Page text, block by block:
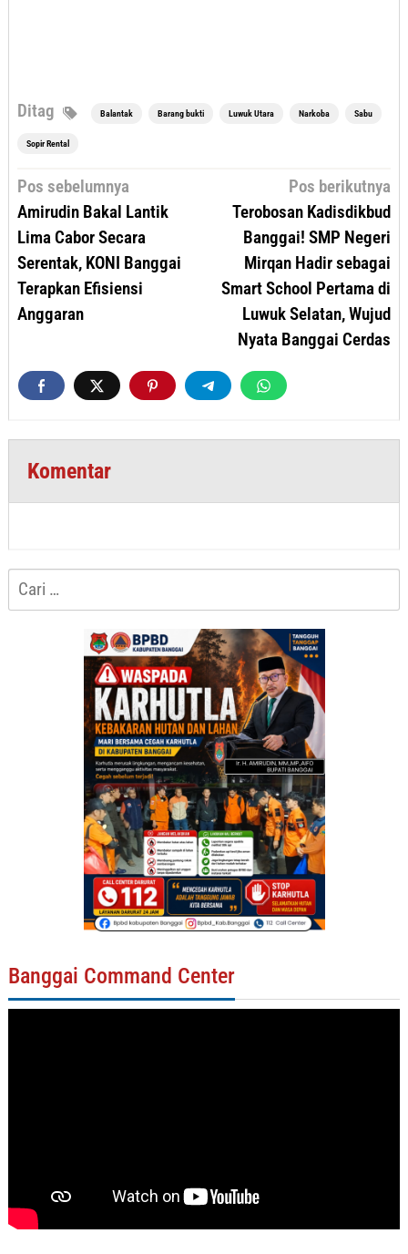
Ditag Balantak Barang bukti Luwuk Utara Narkoba Sabu
Sopir Rental
Navigasi
Pos sebelumnya
Amirudin Bakal Lantik
Lima Cabor Secara
Serentak, KONI Banggai
Terapkan Efisiensi
Anggaran
Pos berikutnya
Terobosan Kadisdikbud
Banggai! SMP Negeri
Mirqan Hadir sebagai
Smart School Pertama di
Luwuk Selatan, Wujud
Nyata Banggai Cerdas
Komentar
Cari
untuk:
Banggai Command Center